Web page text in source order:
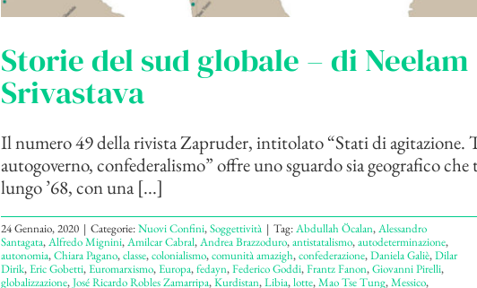
Storie del sud globale – di Neelam
Srivastava
Il numero 49 della rivista Zapruder, intitolato “Stati di agitazione.
autogoverno, confederalismo” offre uno sguardo sia geografico che
lungo ’68, con una [...]
24 Gennaio, 2020 | Categorie:Nuovi Confini,Soggettività | Tag:Abdullah Öcalan,Alessandro
Santagata,Alfredo Mignini,Amilcar Cabral,Andrea Brazzoduro,antistatalismo,autodeterminazione,
autonomia,Chiara Pagano,classe,colonialismo,comunità amazigh,confederazione,Daniela Galiè,Dilar
Dirik,Eric Gobetti,Euromarxismo,Europa,fedayn,Federico Goddi,Frantz Fanon,Giovanni Pirelli,
globalizzazione,José Ricardo Robles Zamarripa,Kurdistan,Libia,lotte,Mao Tse Tung,Messico,